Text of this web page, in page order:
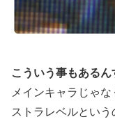
こういう事もあるん
メインキャラじゃ
ストラレベルという